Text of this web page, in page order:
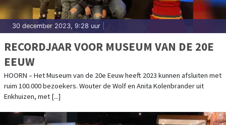
30 december 2023, 9:28 uur
RECORDJAAR VOOR MUSEUM VAN DE 20E
EEUW
HOORN – Het Museum van de 20e Eeuw heeft 2023 kunnen afsluiten met
ruim 100.000 bezoekers. Wouter de Wolf en Anita Kolenbrander uit
Enkhuizen, met [...]